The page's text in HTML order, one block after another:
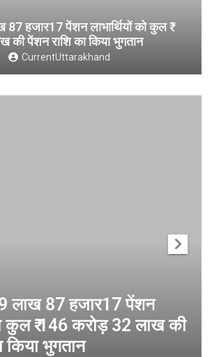
हजार17 पेंशन लाभार्थियों को कुल ₹
की पेंशन राशि का किया भुगतान
CurrentUttarakhand
लाख 87 हजार17 पेंशन
कुल ₹ 146 करोड़ 32 लाख की
किया भुगतान